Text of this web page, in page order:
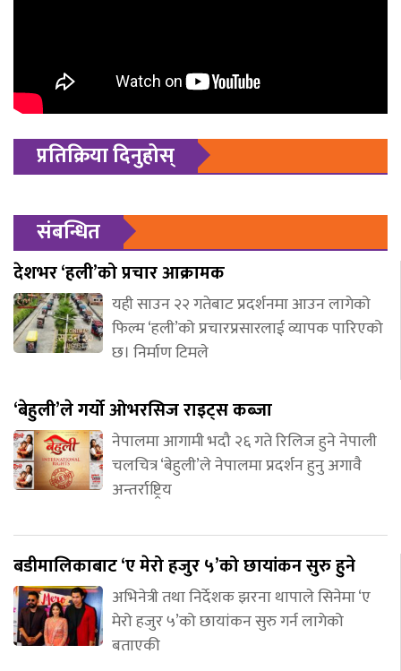
प्रतिक्रिया दिनुहोस्
संबन्धित
देशभर ‘हली’को प्रचार आक्रामक
यही साउन २२ गतेबाट प्रदर्शनमा आउन लागेको
फिल्म ‘हली’को प्रचारप्रसारलाई व्यापक पारिएको
छ। निर्माण टिमले
‘बेहुली’ले गर्यो ओभरसिज राइट्स कब्जा
नेपालमा आगामी भदौ २६ गते रिलिज हुने नेपाली
चलचित्र ‘बेहुली’ले नेपालमा प्रदर्शन हुनु अगावै
अन्तर्राष्ट्रिय
बडीमालिकाबाट ‘ए मेरो हजुर ५’को छायांकन सुरु हुने
अभिनेत्री तथा निर्देशक झरना थापाले सिनेमा ‘ए
मेरो हजुर ५’को छायांकन सुरु गर्न लागेको
बताएकी